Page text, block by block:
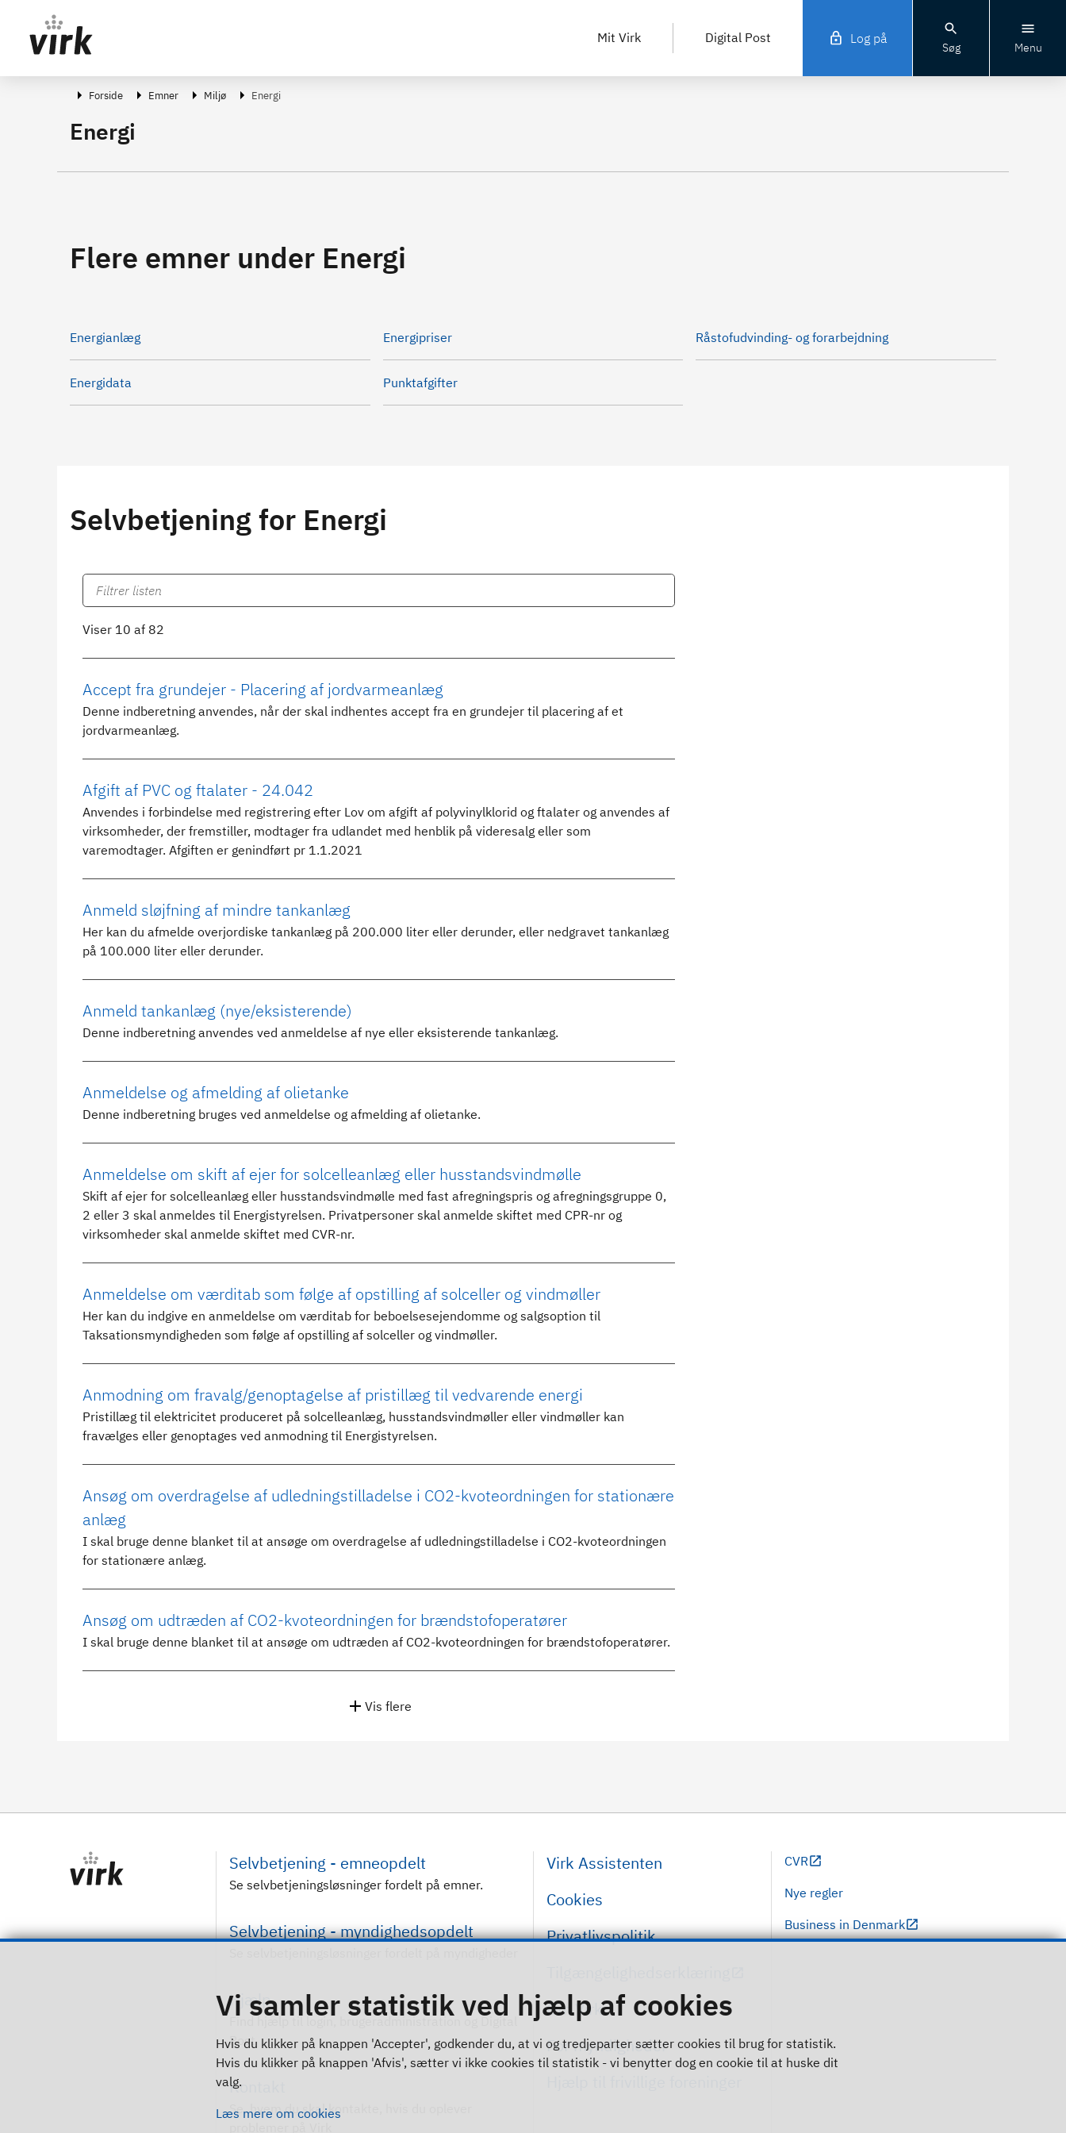
Vi samler statistik ved hjælp af cookies
Hvis du klikker på knappen 'Accepter', godkender du, at vi og tredjeparter sætter cookies til brug for statistik.
Hvis du klikker på knappen 'Afvis', sætter vi ikke cookies til statistik - vi benytter dog en cookie til at huske dit
valg.
Læs mere om cookies
Mit Virk
Digital Post Log på
Søg Menu
Forside Emner Miljø Energi
Energi
Flere emner under Energi
Energianlæg
Energidata
Energipriser
Punktafgifter
Råstofudvinding- og forarbejdning
Selvbetjening for Energi
Viser 10 af 82
Accept fra grundejer - Placering af jordvarmeanlæg
Denne indberetning anvendes, når der skal indhentes accept fra en grundejer til placering af et
jordvarmeanlæg.
Afgift af PVC og ftalater - 24.042
Anvendes i forbindelse med registrering efter Lov om afgift af polyvinylklorid og ftalater og anvendes af
virksomheder, der fremstiller, modtager fra udlandet med henblik på videresalg eller som
varemodtager. Afgiften er genindført pr 1.1.2021
Anmeld sløjfning af mindre tankanlæg
Her kan du afmelde overjordiske tankanlæg på 200.000 liter eller derunder, eller nedgravet tankanlæg
på 100.000 liter eller derunder.
Anmeld tankanlæg (nye/eksisterende)
Denne indberetning anvendes ved anmeldelse af nye eller eksisterende tankanlæg.
Anmeldelse og afmelding af olietanke
Denne indberetning bruges ved anmeldelse og afmelding af olietanke.
Anmeldelse om skift af ejer for solcelleanlæg eller husstandsvindmølle
Skift af ejer for solcelleanlæg eller husstandsvindmølle med fast afregningspris og afregningsgruppe 0,
2 eller 3 skal anmeldes til Energistyrelsen. Privatpersoner skal anmelde skiftet med CPR-nr og
virksomheder skal anmelde skiftet med CVR-nr.
Anmeldelse om værditab som følge af opstilling af solceller og vindmøller
Her kan du indgive en anmeldelse om værditab for beboelsesejendomme og salgsoption til
Taksationsmyndigheden som følge af opstilling af solceller og vindmøller.
Anmodning om fravalg/genoptagelse af pristillæg til vedvarende energi
Pristillæg til elektricitet produceret på solcelleanlæg, husstandsvindmøller eller vindmøller kan
fravælges eller genoptages ved anmodning til Energistyrelsen.
Ansøg om overdragelse af udledningstilladelse i CO2-kvoteordningen for stationære
anlæg
I skal bruge denne blanket til at ansøge om overdragelse af udledningstilladelse i CO2-kvoteordningen
for stationære anlæg.
Ansøg om udtræden af CO2-kvoteordningen for brændstofoperatører
I skal bruge denne blanket til at ansøge om udtræden af CO2-kvoteordningen for brændstofoperatører.
Vis flere
Selvbetjening - emneopdelt
Se selvbetjeningsløsninger fordelt på emner.
Selvbetjening - myndighedsopdelt
Hjælp
Post
Kontakt
Se, hvem du skal kontakte, hvis du oplever
Virk Assistenten
Cookies
Privatlivspolitik
Om Virk
For myndigheder
CVR
Nye regler
Business in Denmark